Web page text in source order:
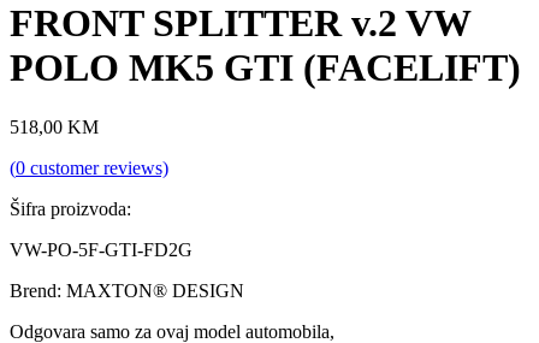
FRONT SPLITTER v.2 VW
POLO MK5 GTI (FACELIFT)
518,00 KM
(0 customer reviews)
Šifra proizvoda:
VW-PO-5F-GTI-FD2G
Brend: MAXTON® DESIGN
Odgovara samo za ovaj model automobila,